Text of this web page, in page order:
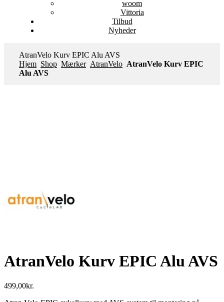
woom
Vittoria
Tilbud
Nyheder
AtranVelo Kurv EPIC Alu AVS
Hjem Shop Mærker AtranVelo AtranVelo Kurv EPIC
Alu AVS
AtranVelo Kurv EPIC Alu AVS
499,00kr.